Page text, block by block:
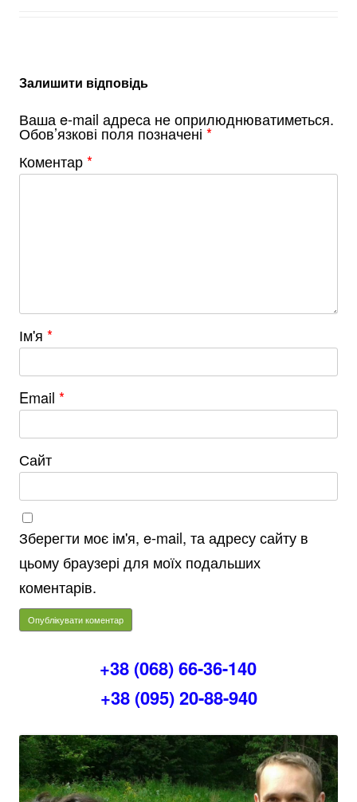
Залишити відповідь
Ваша e-mail адреса не оприлюднюватиметься.
Обов’язкові поля позначені *
Коментар*
Ім'я *
Email *
Сайт
Зберегти моє ім'я, e-mail, та адресу сайту в
цьому браузері для моїх подальших
коментарів.
+38 (068) 66-36-140
+38 (095) 20-88-940